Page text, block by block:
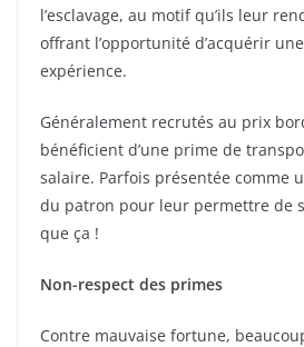
l’esclavage, au motif qu’ils leur
offrant l’opportunité d’acquérir
expérience.
Généralement recrutés au prix
bénéficient d’une prime de
salaire. Parfois présentée comme
du patron pour leur permettre de
que ça !
Non-respect des primes
Contre mauvaise fortune,